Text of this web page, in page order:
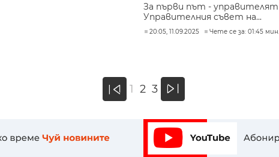
За първи път -
Управителния съвет на...
20:05, 11.09.2025 Чете се за: 01:45 мин.
« 1 2 3 »